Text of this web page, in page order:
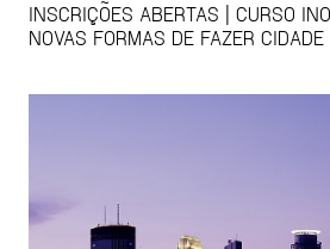
INSCRIÇÕES ABERTAS | CURSO
NOVAS FORMAS DE FAZER CIDADE